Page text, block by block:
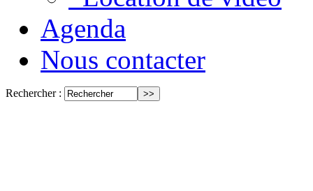
Agenda
Nous contacter
Rechercher :